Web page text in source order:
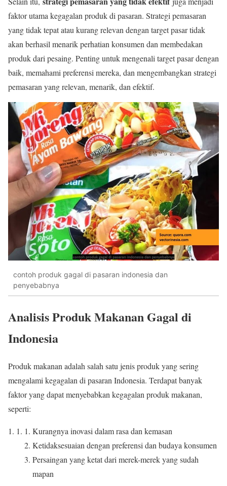
faktor utama kegagalan produk di pasaran. Strategi pemasaran
yang tidak tepat atau kurang relevan dengan target pasar tidak
akan berhasil menarik perhatian konsumen dan membedakan
produk dari pesaing. Penting untuk mengenali target pasar dengan
baik, memahami preferensi mereka, dan mengembangkan strategi
pemasaran yang relevan, menarik, dan efektif.
contoh produk gagal di pasaran indonesia dan
penyebabnya
Analisis Produk Makanan Gagal di
Indonesia
Produk makanan adalah salah satu jenis produk yang sering
mengalami kegagalan di pasaran Indonesia. Terdapat banyak
faktor yang dapat menyebabkan kegagalan produk makanan,
seperti:
Kurangnya inovasi dalam rasa dan kemasan
Ketidaksesuaian dengan preferensi dan budaya konsumen
Persaingan yang ketat dari merek-merek yang sudah
mapan